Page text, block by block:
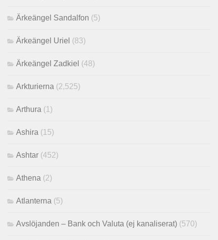
Ärkeängel Sandalfon (5)
Ärkeängel Uriel (83)
Ärkeängel Zadkiel (48)
Arkturierna (2,525)
Arthura (1)
Ashira (15)
Ashtar (452)
Athena (2)
Atlanterna (5)
Avslöjanden – Bank och Valuta (ej kanaliserat) (570)